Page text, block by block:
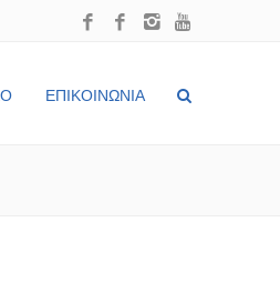
ΕΠΙΚΟΙΝΩΝΙΑ